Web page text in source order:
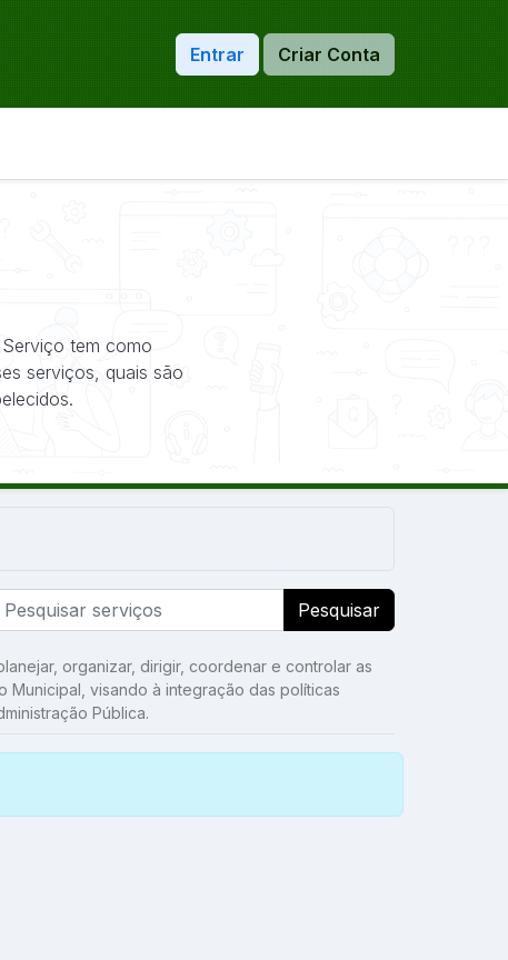
Entrar Criar Conta
tem como
serviços, quais são
Pesquisar
organizar, dirigir, coordenar e controlar as
visando à integração das políticas
Pública.